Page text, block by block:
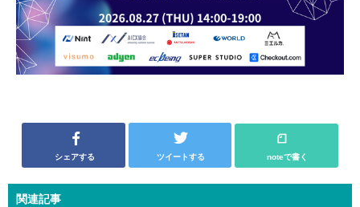
シェアする ツイートする noteで書く
関連記事